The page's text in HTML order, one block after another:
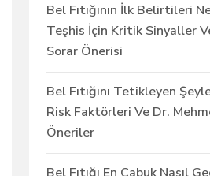
Bel Fıtığının İlk Belirtileri
Teşhis İçin Kritik Sinyaller
Sorar Önerisi
Bel Fıtığını Tetikleyen
Risk Faktörleri Ve Dr.
Öneriler